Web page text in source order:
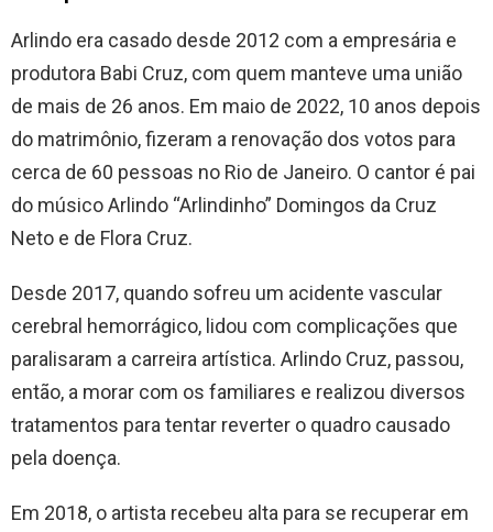
Arlindo era casado desde 2012 com a empresária e
produtora Babi Cruz, com quem manteve uma união
de mais de 26 anos. Em maio de 2022, 10 anos depois
do matrimônio, fizeram a renovação dos votos para
cerca de 60 pessoas no Rio de Janeiro. O cantor é pai
do músico Arlindo “Arlindinho” Domingos da Cruz
Neto e de Flora Cruz.
Desde 2017, quando sofreu um acidente vascular
cerebral hemorrágico, lidou com complicações que
paralisaram a carreira artística. Arlindo Cruz, passou,
então, a morar com os familiares e realizou diversos
tratamentos para tentar reverter o quadro causado
pela doença.
Em 2018, o artista recebeu alta para se recuperar em